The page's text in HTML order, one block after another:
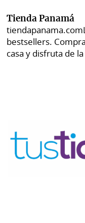
Tienda Panamá
tiendapanama.com
bestsellers.
casa y disfruta de